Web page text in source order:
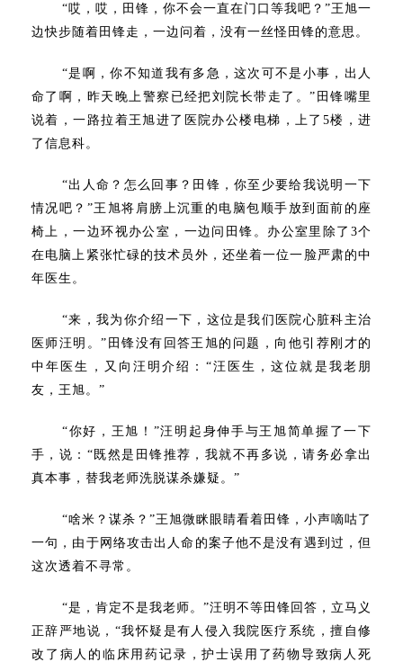
“哎，哎，田锋，你不会一直在门口等我吧？”王旭一
边快步随着田锋走，一边问着，没有一丝怪田锋的意思。
“是啊，你不知道我有多急，这次可不是小事，出人
命了啊，昨天晚上警察已经把刘院长带走了。”田锋嘴里
说着，一路拉着王旭进了医院办公楼电梯，上了5楼，进
了信息科。
“出人命？怎么回事？田锋，你至少要给我说明一下
情况吧？”王旭将肩膀上沉重的电脑包顺手放到面前的座
椅上，一边环视办公室，一边问田锋。办公室里除了3个
在电脑上紧张忙碌的技术员外，还坐着一位一脸严肃的中
年医生。
“来，我为你介绍一下，这位是我们医院心脏科主治
医师汪明。”田锋没有回答王旭的问题，向他引荐刚才的
中年医生，又向汪明介绍：“汪医生，这位就是我老朋
友，王旭。”
“你好，王旭！”汪明起身伸手与王旭简单握了一下
手，说：“既然是田锋推荐，我就不再多说，请务必拿出
真本事，替我老师洗脱谋杀嫌疑。”
“啥米？谋杀？”王旭微眯眼睛看着田锋，小声嘀咕了
一句，由于网络攻击出人命的案子他不是没有遇到过，但
这次透着不寻常。
“是，肯定不是我老师。”汪明不等田锋回答，立马义
正辞严地说，“我怀疑是有人侵入我院医疗系统，擅自修
改了病人的临床用药记录，护士误用了药物导致病人死